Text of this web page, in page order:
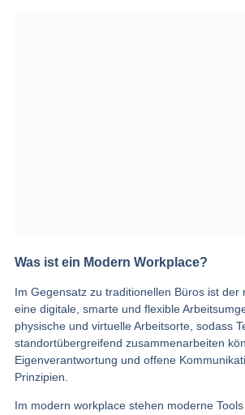
Was ist ein Modern Workplace?
Im Gegensatz zu traditionellen Büros ist der
eine digitale, smarte und flexible
physische und virtuelle Arbeitsorte, sodass
standortübergreifend zusammenarbeiten
Eigenverantwortung und offene
Prinzipien.
Im modern workplace stehen moderne